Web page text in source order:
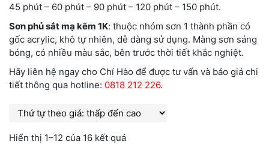
45 phút – 60 phút – 90 phút – 120 phút – 150 phút.
Sơn phủ sắt mạ kẽm 1K: thuộc nhóm sơn 1 thành phần có
gốc acrylic, khô tự nhiên, dễ dàng sử dụng. Màng sơn sáng
bóng, có nhiều màu sắc, bên trước thời tiết khắc nghiệt.
Hãy liên hệ ngay cho Chí Hào để được tư vấn và báo giá chi
tiết thông qua hotline: 0818 212 226.
Hiển thị 1–12 của 16 kết quả